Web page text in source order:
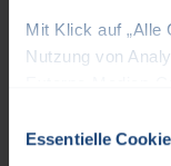
Mit Klick auf „Alle
Nutzung von
oben
Essentielle
oder ab9,89€/